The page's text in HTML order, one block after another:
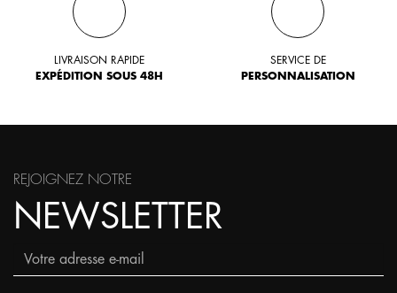
LIVRAISON RAPIDE
EXPÉDITION SOUS 48H
SERVICE DE
PERSONNALISATION
REJOIGNEZ NOTRE
NEWSLETTER